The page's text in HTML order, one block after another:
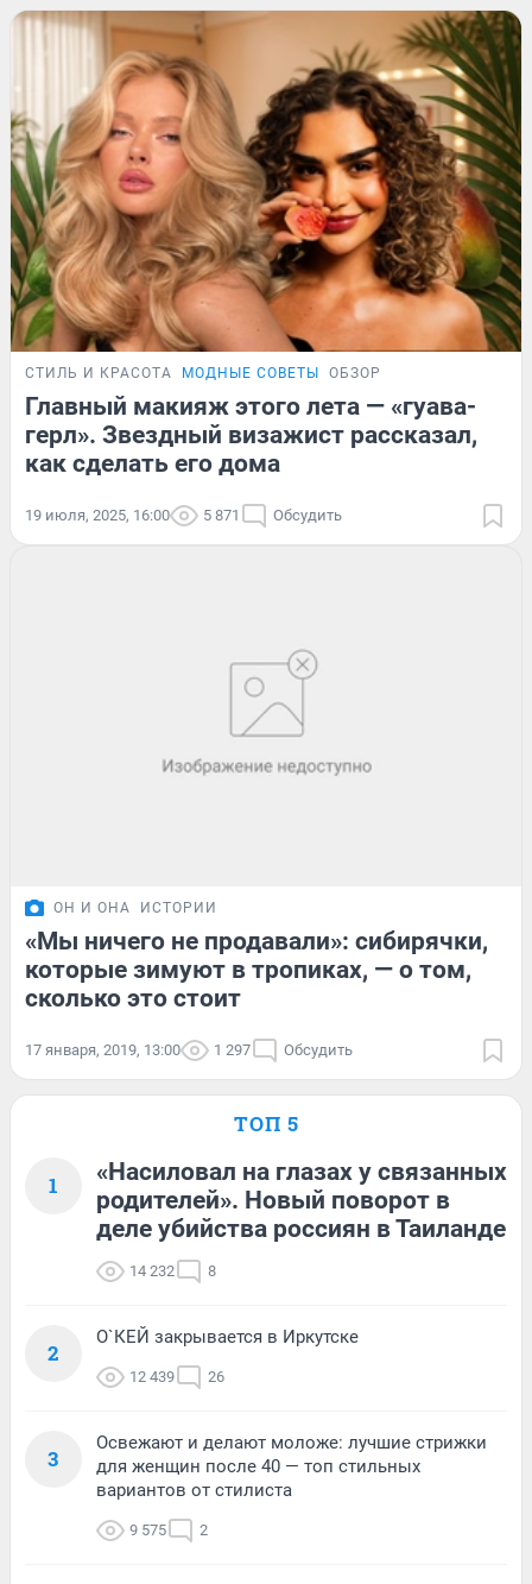
СТИЛЬ И КРАСОТА МОДНЫЕ СОВЕТЫ ОБЗОР
Главный макияж этого лета — «гуава-
герл». Звездный визажист рассказал,
как сделать его дома
19 июля, 2025, 16:00 5 871 Обсудить
ОН И ОНА ИСТОРИИ
«Мы ничего не продавали»: сибирячки,
которые зимуют в тропиках, — о том,
сколько это стоит
17 января, 2019, 13:00 1 297 Обсудить
ТОП 5
1
«Насиловал на глазах у связанных
родителей». Новый поворот в
деле убийства россиян в Таиланде
14 232 8
2
О`КЕЙ закрывается в Иркутске
12 439 26
3
Освежают и делают моложе: лучшие стрижки
для женщин после 40 — топ стильных
вариантов от стилиста
9 575 2